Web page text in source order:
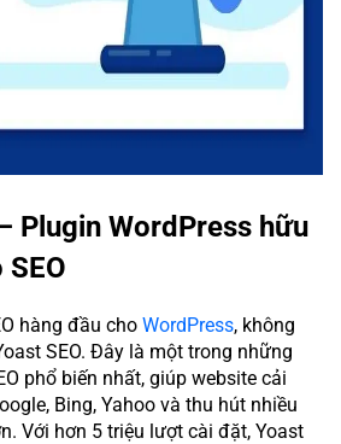
Plugin WordPress hữu
hàng đầu cho WordPress, không
SEO. Đây là một trong những
phổ biến nhất, giúp website cải
Bing, Yahoo và thu hút nhiều
Với hơn 5 triệu lượt cài đặt, Yoast